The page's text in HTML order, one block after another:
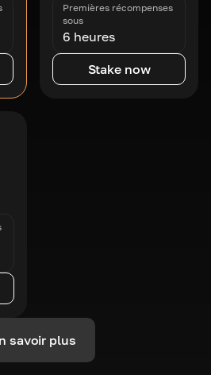
Premières récompenses
sous
6 heures
Stake now
savoir plus